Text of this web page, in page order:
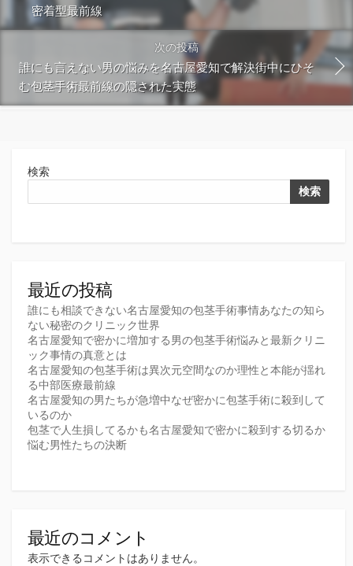
密着型最前線
次の投稿
誰にも言えない男の悩みを名古屋愛知で解決街中にひそ
む包茎手術最前線の隠された実態
検索
検索
最近の投稿
誰にも相談できない名古屋愛知の包茎手術事情あなたの知ら
ない秘密のクリニック世界
名古屋愛知で密かに増加する男の包茎手術悩みと最新クリニ
ック事情の真意とは
名古屋愛知の包茎手術は異次元空間なのか理性と本能が揺れ
る中部医療最前線
名古屋愛知の男たちが急増中なぜ密かに包茎手術に殺到して
いるのか
包茎で人生損してるかも名古屋愛知で密かに殺到する切るか
悩む男性たちの決断
最近のコメント
表示できるコメントはありません。